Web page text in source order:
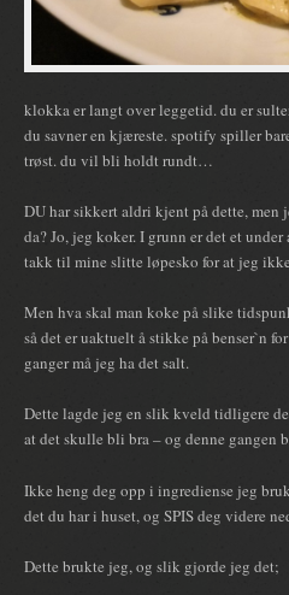
klokka er langt over leggetid. du er
du savner en kjæreste. spotify spiller
trøst. du vil bli holdt rundt…
DU har sikkert aldri kjent på dette, men
da? Jo, jeg koker. I grunn er det et
takk til mine slitte løpesko for at jeg
Men hva skal man koke på slike
så det er uaktuelt å stikke på benser`n
ganger må jeg ha det salt.
Dette lagde jeg en slik kveld tidligere
at det skulle bli bra – og denne gangen
Ikke heng deg opp i ingrediense jeg
det du har i huset, og SPIS deg videre
Dette brukte jeg, og slik gjorde jeg det;